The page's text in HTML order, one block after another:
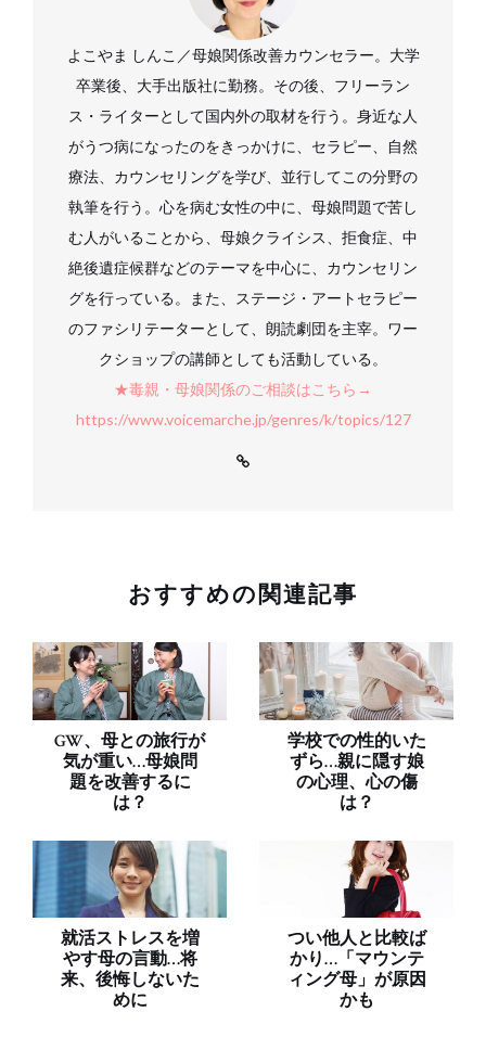
よこやま しんこ／母娘関係改善カウンセラー。大学
卒業後、大手出版社に勤務。その後、フリーラン
ス・ライターとして国内外の取材を行う。身近な人
がうつ病になったのをきっかけに、セラピー、自然
療法、カウンセリングを学び、並行してこの分野の
執筆を行う。心を病む女性の中に、母娘問題で苦し
む人がいることから、母娘クライシス、拒食症、中
絶後遺症候群などのテーマを中心に、カウンセリン
グを行っている。また、ステージ・アートセラピー
のファシリテーターとして、朗読劇団を主宰。ワー
クショップの講師としても活動している。
★毒親・母娘関係のご相談はこちら→
https://www.voicemarche.jp/genres/k/topics/127
おすすめの関連記事
GW、母との旅行が
気が重い…母娘問
題を改善するに
は？
学校での性的いた
ずら…親に隠す娘
の心理、心の傷
は？
就活ストレスを増
やす母の言動…将
来、後悔しないた
めに
つい他人と比較ば
かり…「マウンテ
ィング母」が原因
かも